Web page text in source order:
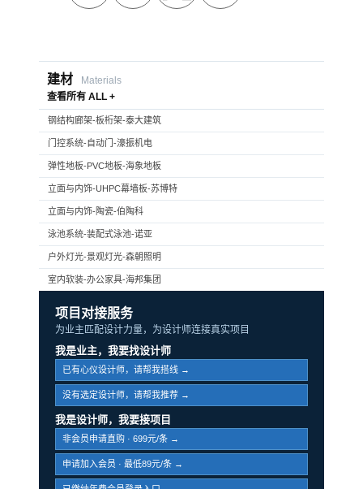
建材
Materials
查看所有 ALL +
钢结构廊架-板桁架-泰大建筑
门控系统-自动门-濠振机电
弹性地板-PVC地板-海象地板
立面与内饰-UHPC幕墙板-苏博特
立面与内饰-陶瓷-伯陶科
泳池系统-装配式泳池-诺亚
户外灯光-景观灯光-森朝照明
室内软装-办公家具-海邦集团
项目对接服务
为业主匹配设计力量，为设计师连接真实项目
我是业主，我要找设计师
已有心仪设计师，请帮我搭线 →
没有选定设计师，请帮我推荐 →
我是设计师，我要接项目
非会员申请直购 · 699元/条 →
申请加入会员 · 最低89元/条 →